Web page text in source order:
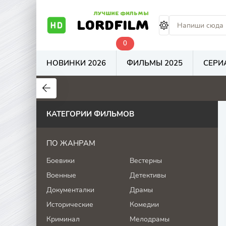
LORDFILM
ЛУЧШИЕ ФИЛЬМЫ
НОВИНКИ 2026
0
ФИЛЬМЫ 2025
7.5
КАТЕГОРИИ ФИЛЬМОВ
ПО ЖАНРАМ
Боевики
Вестерны
Военные
Детективы
Документалки
Драмы
Исторические
Комедии
Криминал
Мелодрамы